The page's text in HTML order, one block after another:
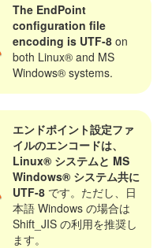
The EndPoint
configuration file
encoding is UTF-8on
both Linux® and MS
Windows® systems.
エンドポイント設定ファ
イルのエンコードは、
Linux® システムと MS
Windows® システム共に
UTF-8です。ただし、日
本語 Windows の場合は
Shift_JIS の利用を推奨し
ます。